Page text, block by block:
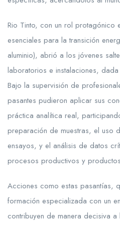
Rio Tinto, con un rol protagónico
esenciales para la transición
aluminio), abrió a los jóvenes
laboratorios e instalaciones,
Bajo la supervisión de
pasantes pudieron aplicar sus
práctica analítica real,
preparación de muestras, el uso
ensayos, y el análisis de datos
procesos productivos y
Acciones como estas pasantías,
formación especializada con un
contribuyen de manera decisiva